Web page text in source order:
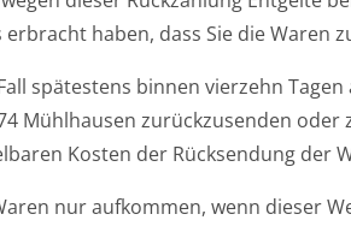
haben, dass Sie die
spätestens binnen vierzehn
Mühlhausen zurückzusenden
Kosten der Rücksendung der
nur aufkommen, wenn dieser